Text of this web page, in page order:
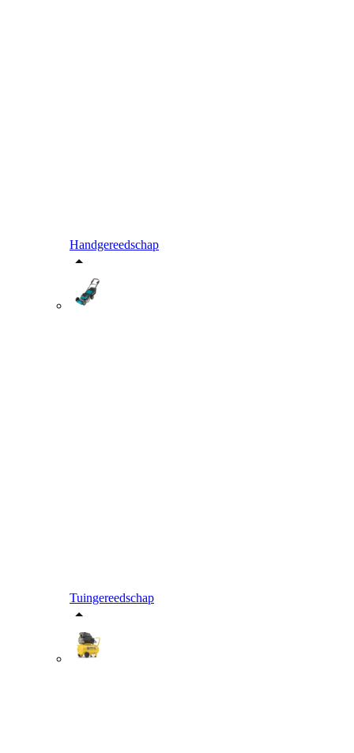
Handgereedschap
Tuingereedschap